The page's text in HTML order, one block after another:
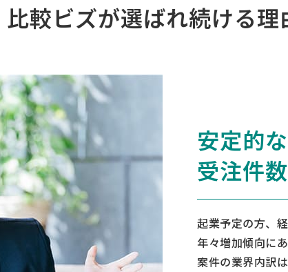
比較ビズが選ばれ続ける理
安定的
受注件
起業予定の方、
年々増加傾向に
案件の業界内訳